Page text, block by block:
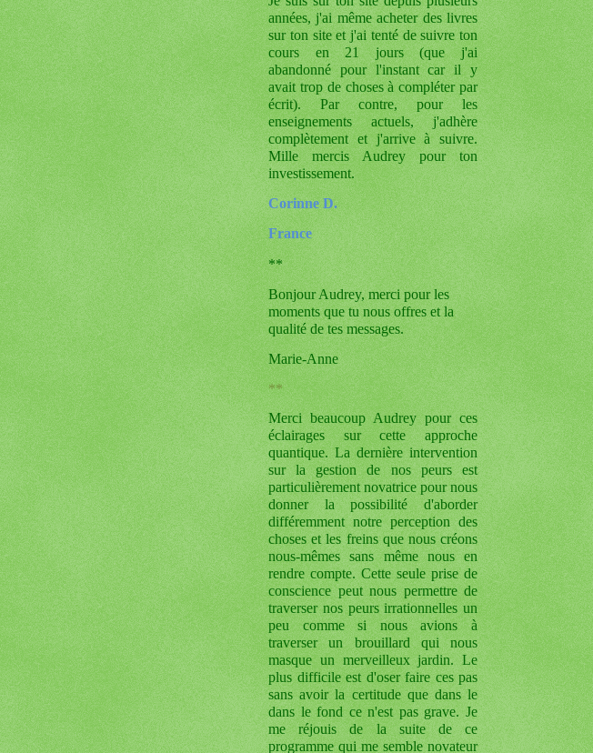
années, j'ai même acheter des livres
sur ton site et j'ai tenté de suivre ton
cours en 21 jours (que j'ai
abandonné pour l'instant car il y
avait trop de choses à compléter par
écrit). Par contre, pour les
enseignements actuels, j'adhère
complètement et j'arrive à suivre.
Mille mercis Audrey pour ton
investissement.
Corinne D.
France
**
Bonjour Audrey, merci pour les
moments que tu nous offres et la
qualité de tes messages.
Marie-Anne
**
Merci beaucoup Audrey pour ces
éclairages sur cette approche
quantique. La dernière intervention
sur la gestion de nos peurs est
particulièrement novatrice pour nous
donner la possibilité d'aborder
différemment notre perception des
choses et les freins que nous créons
nous-mêmes sans même nous en
rendre compte. Cette seule prise de
conscience peut nous permettre de
traverser nos peurs irrationnelles un
peu comme si nous avions à
traverser un brouillard qui nous
masque un merveilleux jardin. Le
plus difficile est d'oser faire ces pas
sans avoir la certitude que dans le
dans le fond ce n'est pas grave. Je
me réjouis de la suite de ce
programme qui me semble novateur